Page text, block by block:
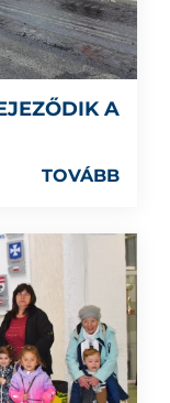
A
TOVÁBB